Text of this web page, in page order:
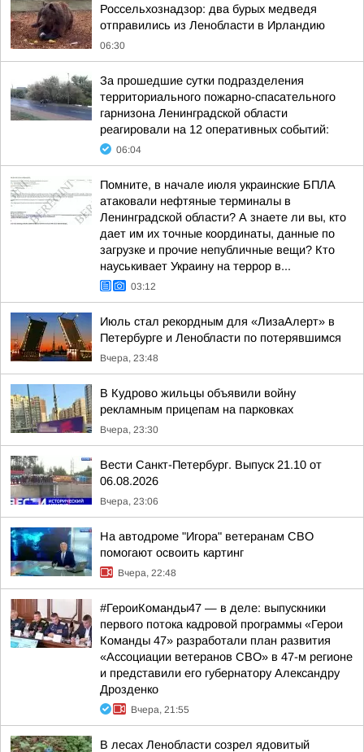
Россельхознадзор: два бурых медведя
отправились из Ленобласти в Ирландию
06:30
За прошедшие сутки подразделения
территориального пожарно-спасательного
гарнизона Ленинградской области
реагировали на 12 оперативных событий:
06:04
Помните, в начале июля украинские БПЛА
атаковали нефтяные терминалы в
Ленинградской области? А знаете ли вы, кто
дает им их точные координаты, данные по
загрузке и прочие непубличные вещи? Кто
науськивает Украину на террор в...
03:12
Июль стал рекордным для «ЛизаАлерт» в
Петербурге и Ленобласти по потерявшимся
Вчера, 23:48
В Кудрово жильцы объявили войну
рекламным прицепам на парковках
Вчера, 23:30
Вести Санкт-Петербург. Выпуск 21.10 от
06.08.2026
Вчера, 23:06
На автодроме "Игора" ветеранам СВО
помогают освоить картинг
Вчера, 22:48
#ГероиКоманды47 — в деле: выпускники
первого потока кадровой программы «Герои
Команды 47» разработали план развития
«Ассоциации ветеранов СВО» в 47-м регионе
и представили его губернатору Александру
Дрозденко
Вчера, 21:55
В лесах Ленобласти созрел ядовитый